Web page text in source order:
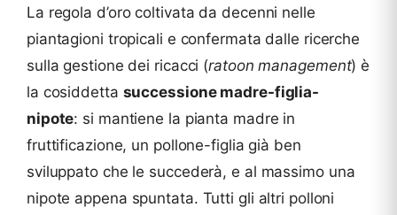
La regola d’oro coltivata da decenni nelle
piantagioni tropicali e confermata dalle ricerche
sulla gestione dei ricacci (ratoon management) è
la cosiddetta successione madre-figlia-
nipote: si mantiene la pianta madre in
fruttificazione, un pollone-figlia già ben
sviluppato che le succederà, e al massimo una
nipote appena spuntata. Tutti gli altri polloni